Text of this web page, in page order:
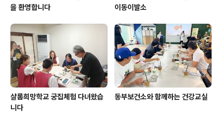
을 환영합니다
이동이발소
샬롬희망학교 궁집체험 다녀왔습
니다
동부보건소와 함께하는 건강교실